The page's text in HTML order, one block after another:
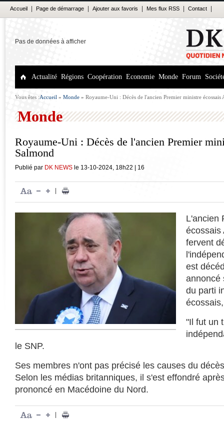
Accueil Page de démarrage Ajouter aux favoris Mes flux RSS Contact
Pas de données à afficher
Actualité Régions Coopération Economie Monde Forum
Vous êtes :Accueil » Monde » Royaume-Uni : Décès de l'ancien Premier ministre écossais
Monde
Royaume-Uni : Décès de l'ancien Premier
Salmond
Publié par DK NEWS le 13-10-2024, 18h22 16
L'ancien
écossais
fervent
est
annoncé
du parti
"Il fut un
le SNP.
Ses membres n'ont pas précisé les causes du
Selon les médias britanniques, il s'est effondré
prononcé en Macédoine du Nord.